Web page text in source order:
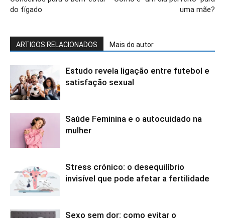
do fígado
uma mãe?
ARTIGOS RELACIONADOS Mais do autor
Estudo revela ligação entre futebol e
satisfação sexual
Saúde Feminina e o autocuidado na
mulher
Stress crónico: o desequilíbrio
invisível que pode afetar a fertilidade
Sexo sem dor: como evitar o